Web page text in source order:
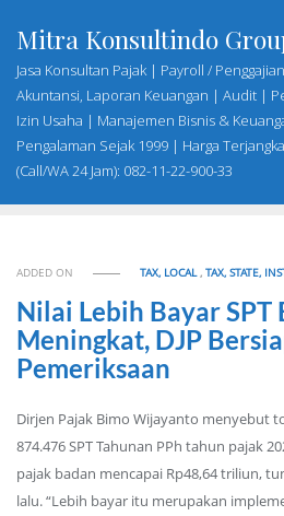
content
Mitra Konsultindo
Jasa Konsultan Pajak | Payroll /
Akuntansi, Laporan Keuangan | Audit |
Izin Usaha | Manajemen Bisnis &
Pengalaman Sejak 1999 | Harga
(Call/WA 24 Jam): 082-11-22-900-33
ADDED ON TAX, LOCAL,TAX, STATE,
Nilai Lebih Bayar SPT
Meningkat, DJP
Pemeriksaan
Dirjen Pajak Bimo Wijayanto menyebut
874.476 SPT Tahunan PPh tahun pajak
pajak badan mencapai Rp48,64 triliun,
lalu. “Lebih bayar itu merupakan